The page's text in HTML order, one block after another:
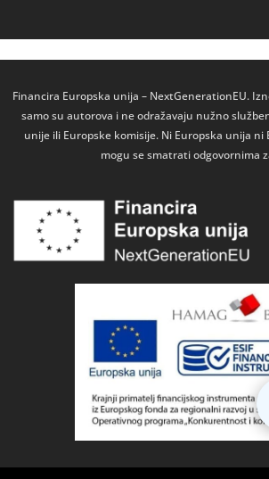
Financira Europska unija – NextGenerationEU.
samo su autorova i ne odražavaju nužno
unije ili Europske komisije. Ni Europska unija ni
mogu se smatrati odgovornima